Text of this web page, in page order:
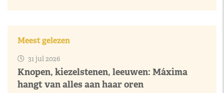
Meest gelezen
31 jul 2026
Knopen, kiezelstenen, leeuwen: Máxima
hangt van alles aan haar oren